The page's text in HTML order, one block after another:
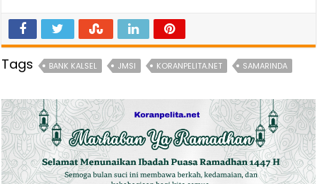
Tags BANK KALSEL JMSI KORANPELITA.NET SAMARINDA